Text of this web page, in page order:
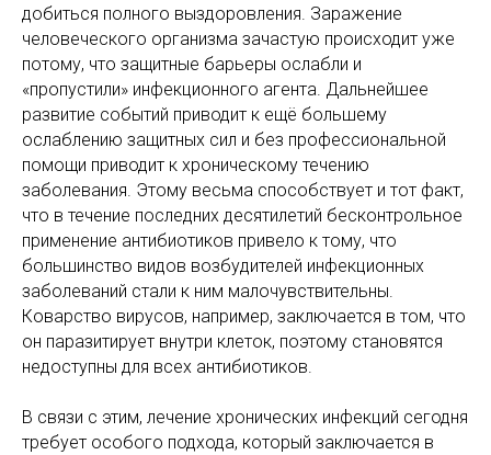
добиться полного выздоровления. Заражение
человеческого организма зачастую происходит уже
потому, что защитные барьеры ослабли и
«пропустили» инфекционного агента. Дальнейшее
развитие событий приводит к ещё большему
ослаблению защитных сил и без профессиональной
помощи приводит к хроническому течению
заболевания. Этому весьма способствует и тот факт,
что в течение последних десятилетий бесконтрольное
применение антибиотиков привело к тому, что
большинство видов возбудителей инфекционных
заболеваний стали к ним малочувствительны.
Коварство вирусов, например, заключается в том, что
он паразитирует внутри клеток, поэтому становятся
недоступны для всех антибиотиков.
В связи с этим, лечение хронических инфекций сегодня
требует особого подхода, который заключается в